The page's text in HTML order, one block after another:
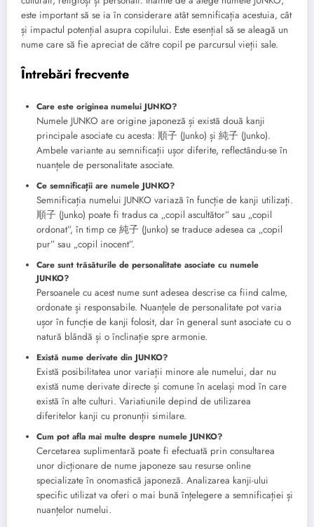
este important să se ia în considerare atât semnificația acestuia, cât
și impactul potențial asupra copilului. Este esențial să se aleagă un
nume care să fie apreciat de către copil pe parcursul vieții sale.
Întrebări frecvente
Care este originea numelui JUNKO?
Numele JUNKO are origine japoneză și există două kanji
principale asociate cu acesta: 順子 (Junko) și 純子 (Junko).
Ambele variante au semnificații ușor diferite, reflectându-se în
nuanțele de personalitate asociate.
Ce semnificații are numele JUNKO?
Semnificația numelui JUNKO variază în funcție de kanji utilizați.
順子 (Junko) poate fi tradus ca „copil ascultător” sau „copil
ordonat”, în timp ce 純子 (Junko) se traduce adesea ca „copil
pur” sau „copil inocent”.
Care sunt trăsăturile de personalitate asociate cu numele
JUNKO?
Persoanele cu acest nume sunt adesea descrise ca fiind calme,
ordonate și responsabile. Nuanțele de personalitate pot varia
ușor în funcție de kanji folosit, dar în general sunt asociate cu o
natură blândă și o înclinație spre armonie.
Există nume derivate din JUNKO?
Există posibilitatea unor variații minore ale numelui, dar nu
există nume derivate directe și comune în același mod în care
există în alte culturi. Variatiunile depind de utilizarea
diferitelor kanji cu pronunții similare.
Cum pot afla mai multe despre numele JUNKO?
Cercetarea suplimentară poate fi efectuată prin consultarea
unor dicționare de nume japoneze sau resurse online
specializate în onomastică japoneză. Analizarea kanji-ului
specific utilizat va oferi o mai bună înțelegere a semnificației și
nuanțelor numelui.